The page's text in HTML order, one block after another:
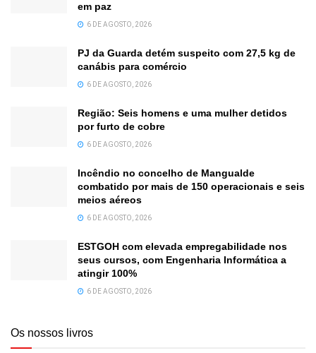
em paz
6 DE AGOSTO, 2026
PJ da Guarda detém suspeito com 27,5 kg de
canábis para comércio
6 DE AGOSTO, 2026
Região: Seis homens e uma mulher detidos
por furto de cobre
6 DE AGOSTO, 2026
Incêndio no concelho de Mangualde
combatido por mais de 150 operacionais e seis
meios aéreos
6 DE AGOSTO, 2026
ESTGOH com elevada empregabilidade nos
seus cursos, com Engenharia Informática a
atingir 100%
6 DE AGOSTO, 2026
Os nossos livros